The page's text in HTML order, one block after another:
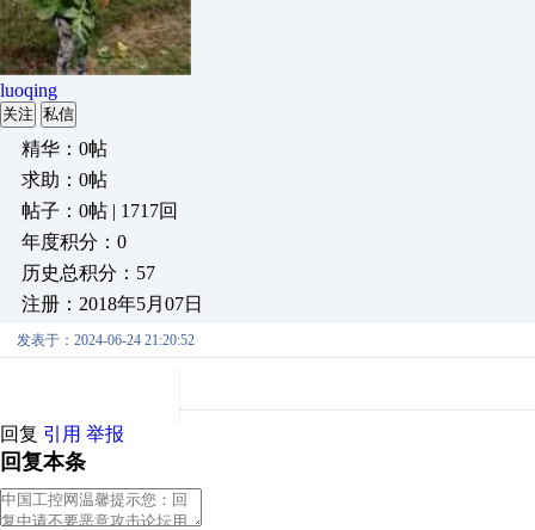
luoqing
关注 私信
精华：0帖
求助：0帖
帖子：0帖 | 1717回
年度积分：0
历史总积分：57
注册：2018年5月07日
发表于：2024-06-24 21:20:52
回复 引用 举报
回复本条